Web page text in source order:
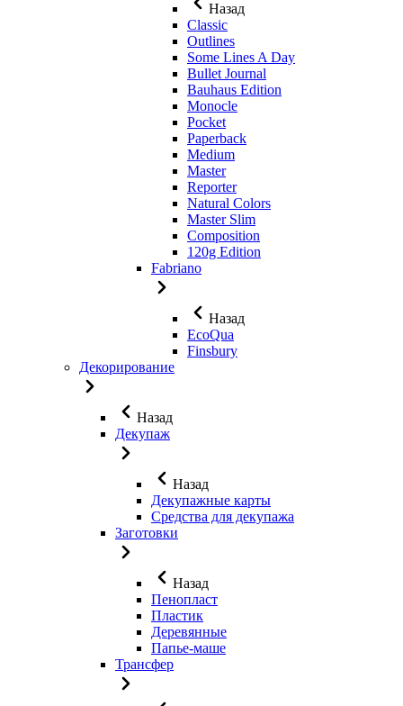
Назад
Classic
Outlines
Some Lines A Day
Bullet Journal
Bauhaus Edition
Monocle
Pocket
Paperback
Medium
Master
Reporter
Natural Colors
Master Slim
Composition
120g Edition
Fabriano
Назад
EcoQua
Finsbury
Декорирование
Назад
Декупаж
Назад
Декупажные карты
Средства для декупажа
Заготовки
Назад
Пенопласт
Пластик
Деревянные
Папье-маше
Трансфер